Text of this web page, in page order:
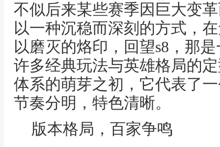
不似后来某些赛季因巨大变
以一种沉稳而深刻的方式，
以磨灭的烙印，回望s8，那
许多经典玩法与英雄格局的
体系的萌芽之初，它代表了
节奏分明，特色清晰。
版本格局，百家争鸣